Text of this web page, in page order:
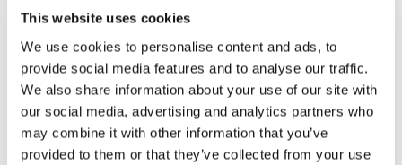
This website uses cookies
We use cookies to personalise content and ads, to
provide social media features and to analyse our traffic.
We also share information about your use of our site with
our social media, advertising and analytics partners who
may combine it with other information that you’ve
provided to them or that they’ve collected from your use
Ähnliche Immobilien